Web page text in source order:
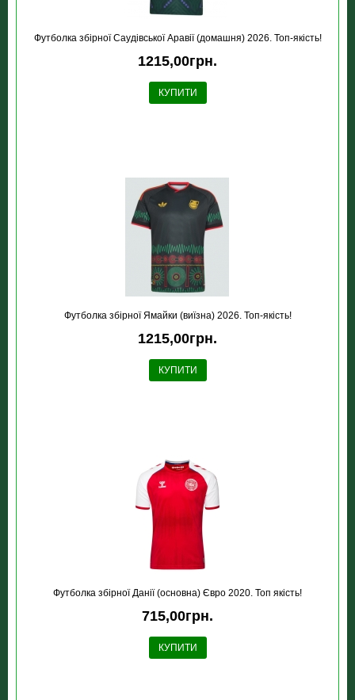
Футболка збірної Саудівської Аравії (домашня) 2026. Топ-якість!
1215,00грн.
КУПИТИ
Футболка збірної Ямайки (виїзна) 2026. Топ-якість!
1215,00грн.
КУПИТИ
Футболка збірної Данiї (основна) Євро 2020. Топ якість!
715,00грн.
КУПИТИ